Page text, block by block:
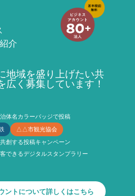
介
地域を盛り上げたい共
広く募集しています！
体名カラーバッジで投稿
△△市観光協会
創する投稿キャンペーン
できるデジタルスタンプラリー
ントについて詳しくはこちら